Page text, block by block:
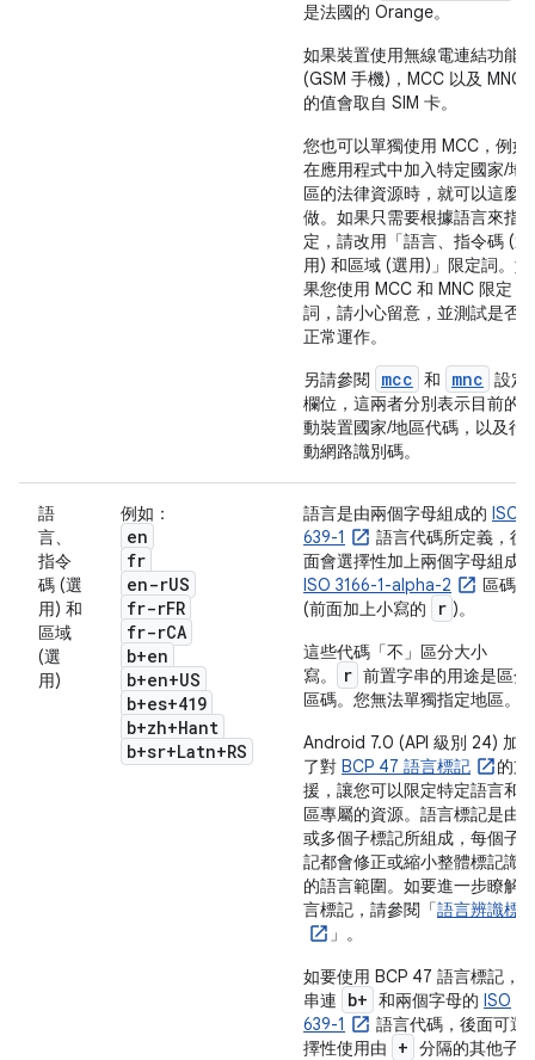
是法國的 Orange。
如果裝置使用無線電連結功能
(GSM 手機)，MCC 以及 MNC
的值會取自 SIM 卡。
您也可以單獨使用 MCC，例如
在應用程式中加入特定國家/地
區的法律資源時，就可以這麼
做。如果只需要根據語言來指
定，請改用「語言、指令碼 (選
用) 和區域 (選用)」 限定詞。如
果您使用 MCC 和 MNC 限定
詞，請小心留意，並測試是否
正常運作。
另請參閱
mcc 和 mnc 設定
欄位，這兩者分別表示目前的
動裝置國家/地區代碼，以及行
動網路識別碼。
語
言、
指令
碼 (選
用) 和
區域
(選
用)
例如：
en
fr
en-rUS
fr-rFR
fr-rCA
b+en
b+en+US
b+es+419
b+zh+Hant
b+sr+Latn+RS
語言是由兩個字母組成的 ISO
639-1
語言代碼所定義，後
面會選擇性加上兩個字母組成
ISO 3166-1-alpha-2
區碼
(前面加上小寫的
r )。
這些代碼「不」區分大小
寫。 r 前置字串的用途是區分
區碼。您無法單獨指定地區。
Android 7.0 (API 級別 24) 加入
了對 BCP 47 語言標記
的支
援，讓您可以限定特定語言和
區專屬的資源。語言標記是由
或多個子標記所組成，每個子
記都會修正或縮小整體標記識
的語言範圍。如要進一步瞭解
言標記，請參閱「語言辨識標
」。
如要使用 BCP 47 語言標記，
串連
b+ 和兩個字母的 ISO
639-1
語言代碼，後面可選
擇性使用由
+ 分隔的其他子標